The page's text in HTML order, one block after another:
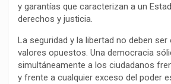
y garantías que caracterizan a un
derechos y justicia.
La seguridad y la libertad no deben
valores opuestos. Una democracia
simultáneamente a los ciudadanos
y frente a cualquier exceso del poder